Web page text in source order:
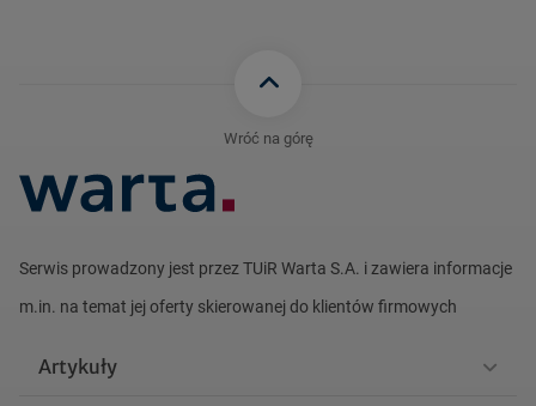
Wróć na górę
Serwis prowadzony jest przez TUiR Warta S.A. i zawiera informacje
m.in. na temat jej oferty skierowanej do klientów firmowych
Artykuły